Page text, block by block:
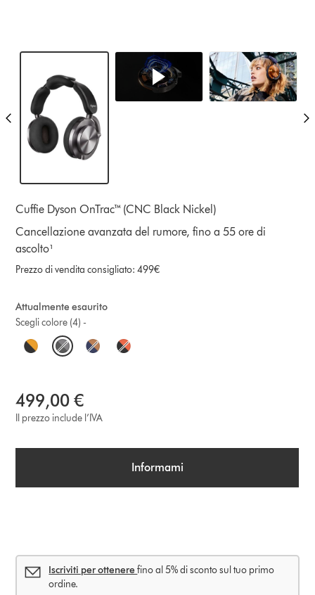
Cuffie Dyson OnTrac™ (CNC Black Nickel)
Cancellazione avanzata del rumore, fino a 55 ore di
ascolto¹
Prezzo di vendita consigliato: 499€
Attualmente esaurito
Scegli colore (4) -
O
t
i
o
499,00 €
Il prezzo include l’IVA
Informami
Iscriviti per ottenerefino al 5% di sconto sul tuo primo
ordine.